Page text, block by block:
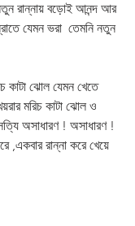
নতুন রান্নায় বড়োই আনন্দ আর
যেমন ভরা  তেমনি নতুন
কাটা ঝোল যেমন খেতে
মরিচ কাটা ঝোল ও
অসাধারণ ! অসাধারণ !
,একবার রান্না করে খেয়ে